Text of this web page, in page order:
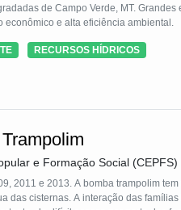
de Campo Verde, MT.
econômico e alta eficiência ambiental.
RECURSOS HÍDRICOS
e Formação Social (CEPFS)
trampolim tem uma estrutura fixa adequada e maior capacidade e
A interação das famílias beneficiadas